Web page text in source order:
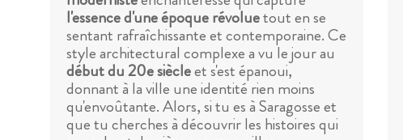
l'essence d'une époque révoluetout en se
sentant rafraîchissante et contemporaine. Ce
style architectural complexe a vu le jour au
début du 20e siècleet s'est épanoui,
donnant à la ville une identité rien moins
qu'envoûtante. Alors, si tu es à Saragosse et
que tu cherches à découvrir les histoires qui